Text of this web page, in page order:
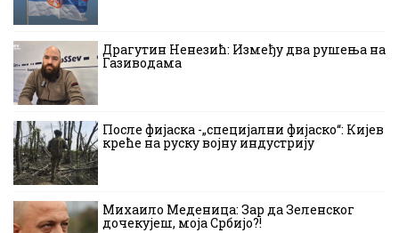
Драгутин Ненезић: Између два рушења на
Газиводама
После фијаска -„специјални фијаско“: Кијев
креће на руску војну индустрију
Михаило Меденица: Зар да Зеленског
дочекујеш, моја Србијо?!